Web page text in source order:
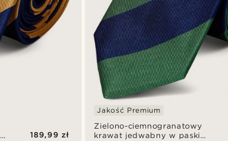
189,99 zł
Zielono-ciemnogranatowy
krawat jedwabny w paski
Jakość Premium